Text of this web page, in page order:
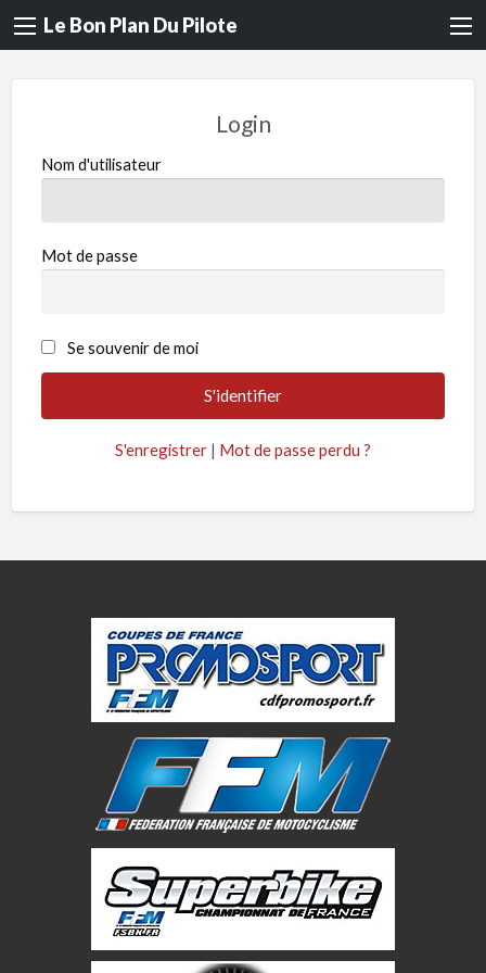
Le Bon Plan Du Pilote
Login
Nom d'utilisateur
Mot de passe
Se souvenir de moi
S'enregistrer | Mot de passe perdu ?